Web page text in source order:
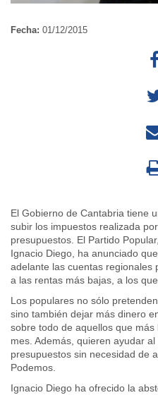
Fecha: 01/12/2015
El Gobierno de Cantabria tiene
subir los impuestos realizada
presupuestos. El Partido
Ignacio Diego, ha anunciado
adelante las cuentas regionales
a las rentas más bajas, a los
Los populares no sólo
sino también dejar más dinero
sobre todo de aquellos que
mes. Además, quieren ayudar
presupuestos sin necesidad de
Podemos.
Ignacio Diego ha ofrecido la